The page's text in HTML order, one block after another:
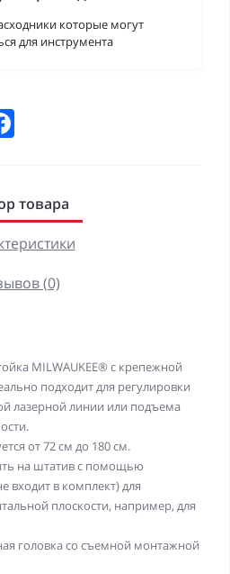
которые могут
для инструмента
товара
(0)
MILWAUKEE® с крепежной
подходит для регулировки
лазерной линии или подъема
от 72 см до 180 см.
на штатив с помощью
входит в комплект) для
плоскости, например, для
головка со съемной монтажной